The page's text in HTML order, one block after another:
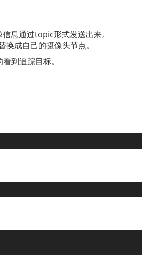
息通过topic形式发送出来。
成自己的摄像头节点。
到追踪目标。